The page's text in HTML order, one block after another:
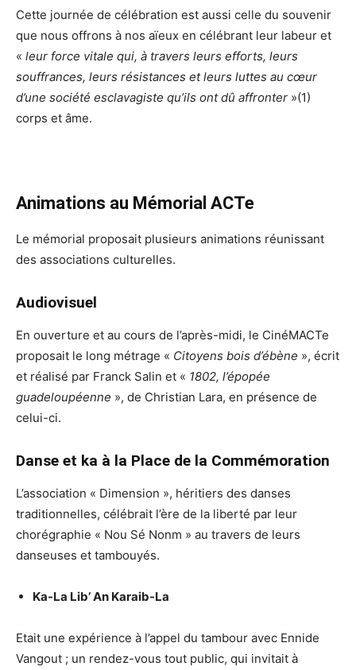
Cette journée de célébration est aussi celle du souvenir
que nous offrons à nos aïeux en célébrant leur labeur et
« leur force vitale qui, à travers leurs efforts, leurs
souffrances, leurs résistances et leurs luttes au cœur
d’une société esclavagiste qu’ils ont dû affronter »(1)
corps et âme.
Animations au Mémorial ACTe
Le mémorial proposait plusieurs animations réunissant
des associations culturelles.
Audiovisuel
En ouverture et au cours de l’après-midi, le CinéMACTe
proposait le long métrage « Citoyens bois d’ébène », écrit
et réalisé par Franck Salin et « 1802, l’épopée
guadeloupéenne », de Christian Lara, en présence de
celui-ci.
Danse et ka à la Place de la Commémoration
L’association « Dimension », héritiers des danses
traditionnelles, célébrait l’ère de la liberté par leur
chorégraphie « Nou Sé Nonm » au travers de leurs
danseuses et tambouyés.
Ka-La Lib’ An Karaib-La
Etait une expérience à l’appel du tambour avec Ennide
Vangout ; un rendez-vous tout public, qui invitait à